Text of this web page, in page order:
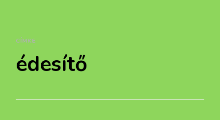
CÍMKE
édesítő